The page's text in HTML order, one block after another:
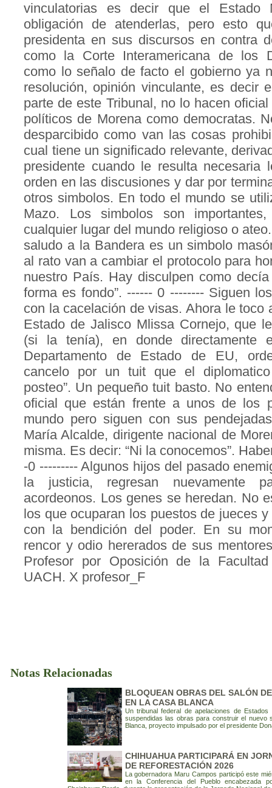
vinculatorias es decir que el Estado
obligación de atenderlas, pero esto
presidenta en sus discursos en contra
como la Corte Interamericana de los
como lo señalo de facto el gobierno ya
resolución, opinión vinculante, es decir
parte de este Tribunal, no lo hacen
políticos de Morena como democratas.
desparcibido como van las cosas
cual tiene un significado relevante,
presidente cuando le resulta necesaria
orden en las discusiones y dar por
otros simbolos. En todo el mundo se
Mazo. Los simbolos son
cualquier lugar del mundo religioso o
saludo a la Bandera es un simbolo
al rato van a cambiar el protocolo para
nuestro País. Hay disculpen como
forma es fondo”. ------ 0 -------- Siguen
con la cacelación de visas. Ahora le toco
Estado de Jalisco Mlissa Cornejo, que
(si la tenía), en donde directamente
Departamento de Estado de EU,
cancelo por un tuit que el
posteo”. Un pequeño tuit basto. No
oficial que están frente a unos de los
mundo pero siguen con sus
María Alcalde, dirigente nacional de
misma. Es decir: “Ni la conocemos”.
-0 --------- Algunos hijos del pasado
la justicia, regresan nuevamente
acordeonos. Los genes se heredan. No
los que ocuparan los puestos de jueces
con la bendición del poder. En su
rencor y odio hererados de sus
Profesor por Oposición de la
UACH. X profesor_F
Notas Relacionadas
BLOQUEAN OBRAS DEL SALÓN
EN LA CASA BLANCA
Un tribunal federal de apelaciones de Estados
suspendidas las obras para construir el nuevo
Blanca, proyecto impulsado por el presidente
CHIHUAHUA PARTICIPARÁ EN
DE REFORESTACIÓN 2026
La gobernadora Maru Campos participó este
en la Conferencia del Pueblo encabezada